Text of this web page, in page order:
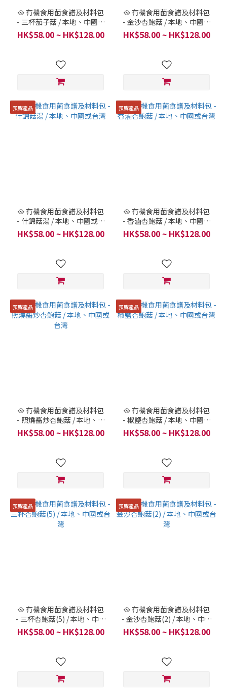
🥘 有機食用菌食譜及材料包
- 三杯茄子菇 / 本地、中國或
台灣
HK$58.00 ~ HK$128.00
🥘 有機食用菌食譜及材料包
- 金沙杏鮑菇 / 本地、中國或
台灣
HK$58.00 ~ HK$128.00
預購產品
🥘 有機食用菌食譜及材料包
- 什錦菇湯 / 本地、中國或台
灣
HK$58.00 ~ HK$128.00
預購產品
🥘 有機食用菌食譜及材料包
- 香滷杏鮑菇 / 本地、中國或
台灣
HK$58.00 ~ HK$128.00
預購產品
🥘 有機食用菌食譜及材料包
- 照燒醬炒杏鮑菇 / 本地、中
國或台灣
HK$58.00 ~ HK$128.00
預購產品
🥘 有機食用菌食譜及材料包
- 椒鹽杏鮑菇 / 本地、中國或
台灣
HK$58.00 ~ HK$128.00
預購產品
🥘 有機食用菌食譜及材料包
- 三杯杏鮑菇(5) / 本地、中國
或台灣
HK$58.00 ~ HK$128.00
預購產品
🥘 有機食用菌食譜及材料包
- 金沙杏鮑菇(2) / 本地、中國
或台灣
HK$58.00 ~ HK$128.00